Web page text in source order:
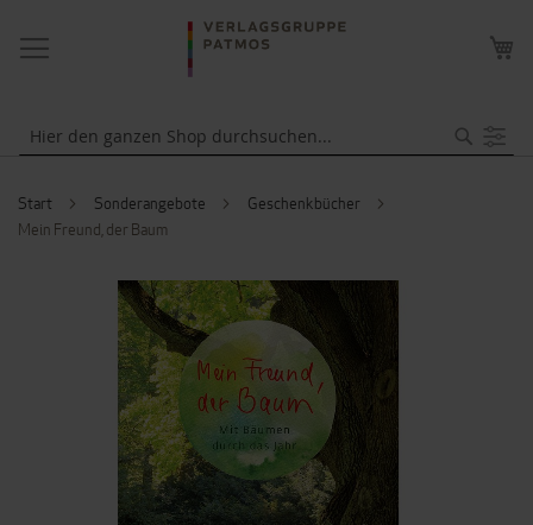
NAVIGATION
UMSCHALTEN
Start Sonderangebote
Geschenkbücher
Mein Freund, der Baum
ZUM
ENDE
DER
BILDERGALERIE
SPRINGEN